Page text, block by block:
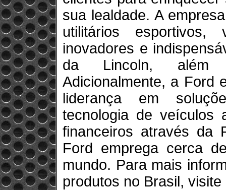
sua lealdade. A
utilitários
inovadores e
da Lincoln, além
Adicionalmente, a Ford
liderança em
tecnologia de veículos
financeiros através da
Ford emprega cerca
mundo. Para mais
produtos no Brasil,